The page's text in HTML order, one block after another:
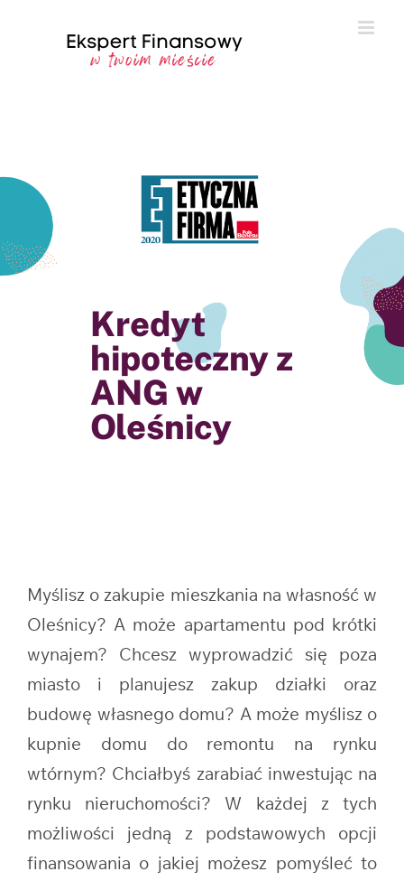
Kredyt
hipoteczny z
ANG w
Oleśnicy
Myślisz o zakupie mieszkania na własność w
Oleśnicy? A może apartamentu pod krótki
wynajem? Chcesz wyprowadzić się poza
miasto i planujesz zakup działki oraz
budowę własnego domu? A może myślisz o
kupnie domu do remontu na rynku
wtórnym? Chciałbyś zarabiać inwestując na
rynku nieruchomości? W każdej z tych
możliwości jedną z podstawowych opcji
finansowania o jakiej możesz pomyśleć to